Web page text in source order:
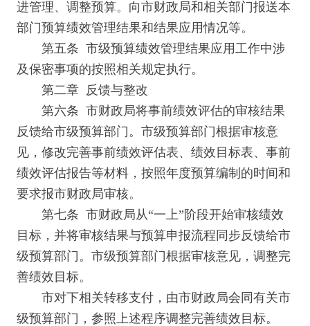
进管理、调整预算。向市财政局和相关部门报送本
部门预算绩效管理结果和结果应用情况等。
第五条 市级预算绩效管理结果应用工作中涉
及保密事项的按照相关规定执行。
第二章 反馈与整改
第六条 市财政局将事前绩效评估的审核结果
反馈给市级预算部门。市级预算部门根据审核意
见，修改完善事前绩效评估表、绩效目标表、事前
绩效评估报告等材料，按照年度预算编制的时间和
要求报市财政局审核。
第七条 市财政局从“一上”阶段开始审核绩效
目标，并将审核结果与预算申报流程同步反馈给市
级预算部门。市级预算部门根据审核意见，调整完
善绩效目标。
市对下相关转移支付，由市财政局会同有关市
级预算部门，参照上述程序调整完善绩效目标。